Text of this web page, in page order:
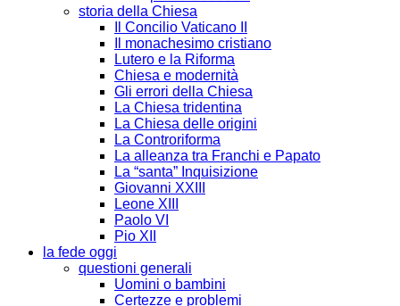
storia della Chiesa
Il Concilio Vaticano II
Il monachesimo cristiano
Lutero e la Riforma
Chiesa e modernità
Gli errori della Chiesa
La Chiesa tridentina
La Chiesa delle origini
La Controriforma
La alleanza tra Franchi e Papato
La “santa” Inquisizione
Giovanni XXIII
Leone XIII
Paolo VI
Pio XII
la fede oggi
questioni generali
Uomini o bambini
Certezze e problemi